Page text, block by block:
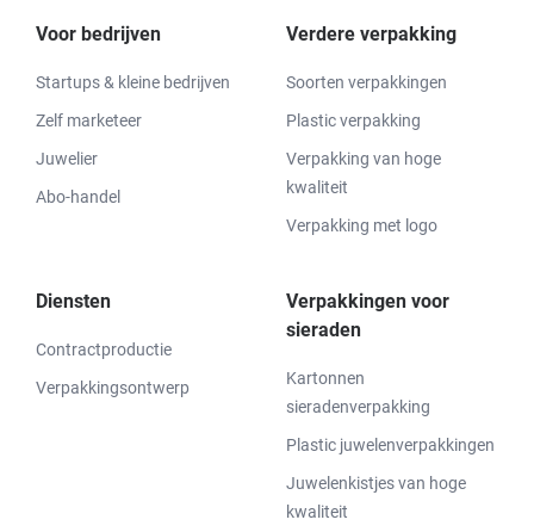
Voor bedrijven
Startups & kleine bedrijven
Zelf marketeer
Juwelier
Abo-handel
Verdere verpakking
Soorten verpakkingen
Plastic verpakking
Verpakking van hoge
kwaliteit
Verpakking met logo
Diensten
Contractproductie
Verpakkingsontwerp
Verpakkingen voor
sieraden
Kartonnen
sieradenverpakking
Plastic juwelenverpakkingen
Juwelenkistjes van hoge
kwaliteit